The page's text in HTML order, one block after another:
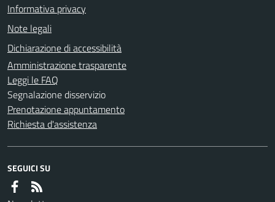
Informativa privacy
Note legali
Dichiarazione di accessibilità
Amministrazione trasparente
Leggi le FAQ
Segnalazione disservizio
Prenotazione appuntamento
Richiesta d'assistenza
SEGUICI SU